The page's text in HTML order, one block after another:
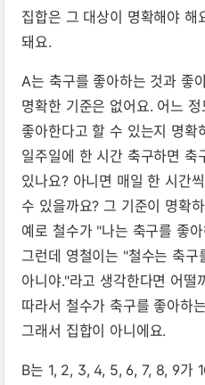
집합은 그 대상이 명확해야 해
돼요.
A는 축구를 좋아하는 것과 좋
명확한 기준은 없어요. 어느
좋아한다고 할 수 있는지 명확
일주일에 한 시간 축구하면 축
있나요? 아니면 매일 한 시간
수 있을까요? 그 기준이 명확
예로 철수가 "나는 축구를 좋
그런데 영철이는 "철수는 축구
아니야."라고 생각한다면 어떨
따라서 철수가 축구를 좋아하
그래서 집합이 아니에요.
B는 1, 2, 3, 4, 5, 6, 7, 8, 9가